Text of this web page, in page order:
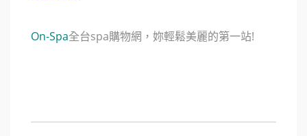
On-Spa全台spa購物網，妳輕鬆美麗的第一站!